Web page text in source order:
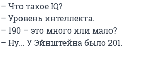
– Что такое IQ?
– Уровень интеллекта.
– 190 – это много или мало?
– Ну... У Эйнштейна было 201.